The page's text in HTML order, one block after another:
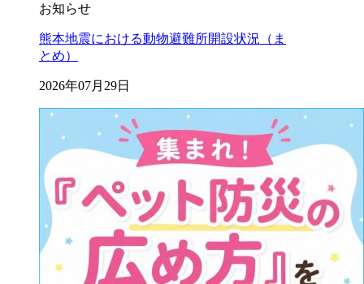
お知らせ
熊本地震における動物避難所開設状況（ま
とめ）
2026年07月29日